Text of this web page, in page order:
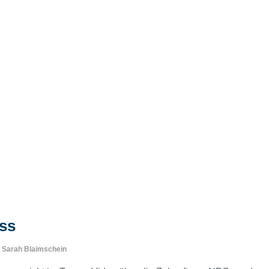
Sarah Blaimschein